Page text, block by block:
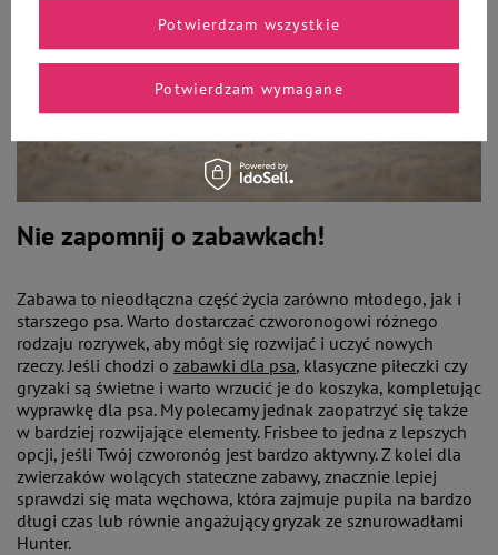
Nie zapomnij o zabawkach!
Zabawa to nieodłączna część życia zarówno młodego, jak i
starszego psa. Warto dostarczać czworonogowi różnego
rodzaju rozrywek, aby mógł się rozwijać i uczyć nowych
rzeczy. Jeśli chodzi o zabawki dla psa, klasyczne piłeczki czy
gryzaki są świetne i warto wrzucić je do koszyka, kompletując
wyprawkę dla psa. My polecamy jednak zaopatrzyć się także
w bardziej rozwijające elementy. Frisbee to jedna z lepszych
opcji, jeśli Twój czworonóg jest bardzo aktywny. Z kolei dla
zwierzaków wolących stateczne zabawy, znacznie lepiej
sprawdzi się mata węchowa, która zajmuje pupila na bardzo
długi czas lub równie angażujący gryzak ze sznurowadłami
Hunter.
Potwierdzam wymagane
Potwierdzam wszystkie